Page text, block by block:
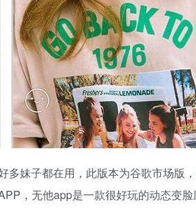
多妹子都在用，此版本为谷歌市场版
，无他app是一款很好玩的动态变